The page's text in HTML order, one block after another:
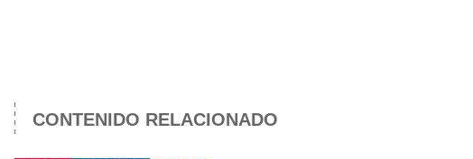
CONTENIDO RELACIONADO